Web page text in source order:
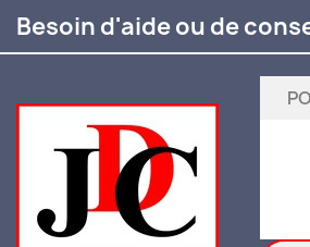
Besoin d'aide ou de